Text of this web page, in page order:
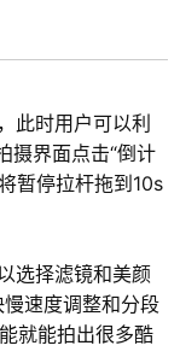
时用户可以利
摄界面点击“倒计
暂停拉杆拖到10s
选择滤镜和美颜
速度调整和分段
就能拍出很多酷